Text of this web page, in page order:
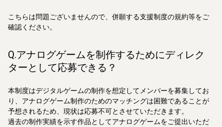
こちらは問題ございませんので、併願する支援制度の規約等をご
確認ください。
Q.アナログゲームを制作するためにディレク
ターとして応募できる？
本制度はデジタルゲームの制作を想定してメンバーを募集してお
り、アナログゲーム制作のためのマッチングは困難であることが
予想されるため、現状は応募不可とさせていただきます。
過去の制作実績を示す作品としてアナログゲームをご提出いただ